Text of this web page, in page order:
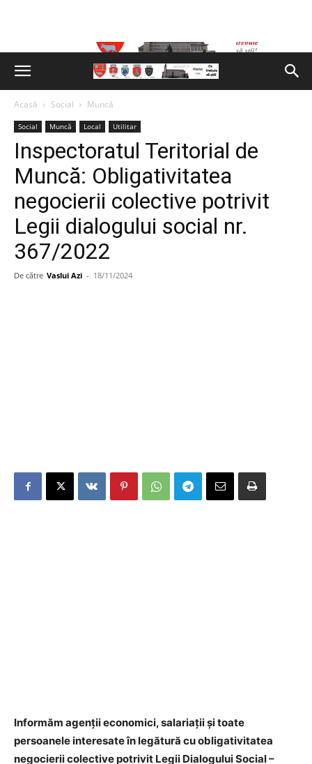
Acasă Social Muncă
Social Muncă Local Utilitar
Inspectoratul Teritorial de
Muncă: Obligativitatea
negocierii colective potrivit
Legii dialogului social nr.
367/2022
De către Vaslui Azi - 18/11/2024
Informăm agenții economici, salariații și toate
persoanele interesate în legătură cu obligativitatea
negocierii colective potrivit Legii Dialogului Social –